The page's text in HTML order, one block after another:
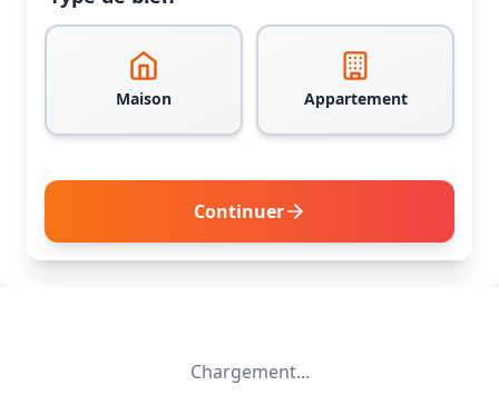
Maison Appartement
Continuer
Chargement...